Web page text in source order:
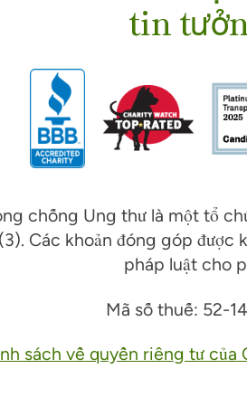
tin
chống Ung thư là một tổ
Các khoản đóng góp được
pháp luật cho
Mã số thuế: 52-
sách về quyền riêng tư của